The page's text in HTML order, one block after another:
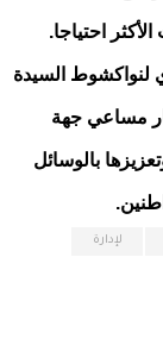
احتياجا.
لنواكشوط السيدة
مساعي جهة
بالوسائل
لإدارة